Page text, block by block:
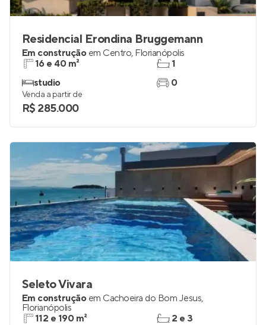
Residencial Erondina Bruggemann
Em construção em Centro, Florianópolis
16 e 40 m²
studio
1
0
Venda a partir de
R$ 285.000
Seleto Vivara
Em construção em Cachoeira do Bom Jesus,
Florianópolis
112 e 190 m²
2 e 3